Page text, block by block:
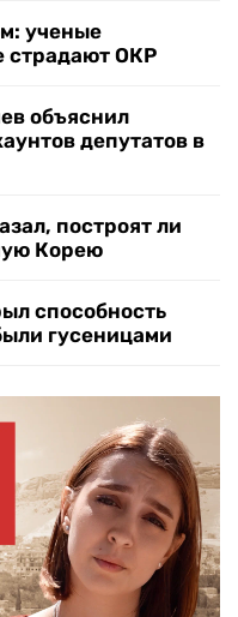
ученые
страдают ОКР
объяснил
депутатов в
построят ли
Корею
способность
гусеницами